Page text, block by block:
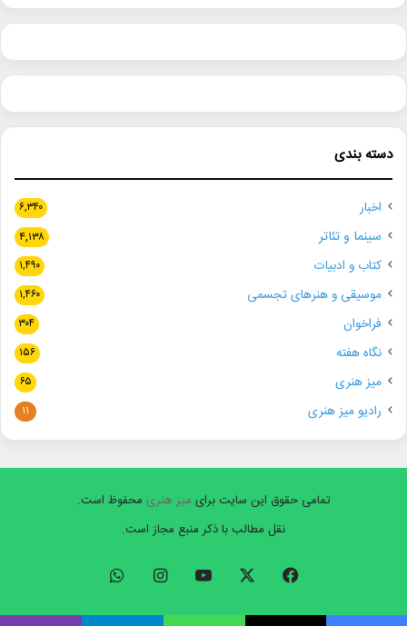
دسته بندی
اخبار ۶,۳۴۰
سینما و تئاتر ۴,۱۳۸
کتاب و ادبیات ۱,۴۹۰
موسیقی و هنرهای تجسمی ۱,۴۶۰
فراخوان ۳۰۴
نگاه هفته ۱۵۶
میز هنری ۶۵
رادیو میز هنری ۱۱
تمامی حقوق این سایت برای میز هنری محفوظ است.
نقل مطالب با ذکر منبع مجاز است.
فیسبوک ایکس یوتیوب اینستاگرام
آپ